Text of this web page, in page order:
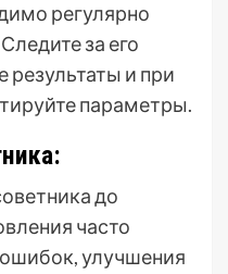
регулярно
за его
результаты и при
параметры.
до
часто
улучшения